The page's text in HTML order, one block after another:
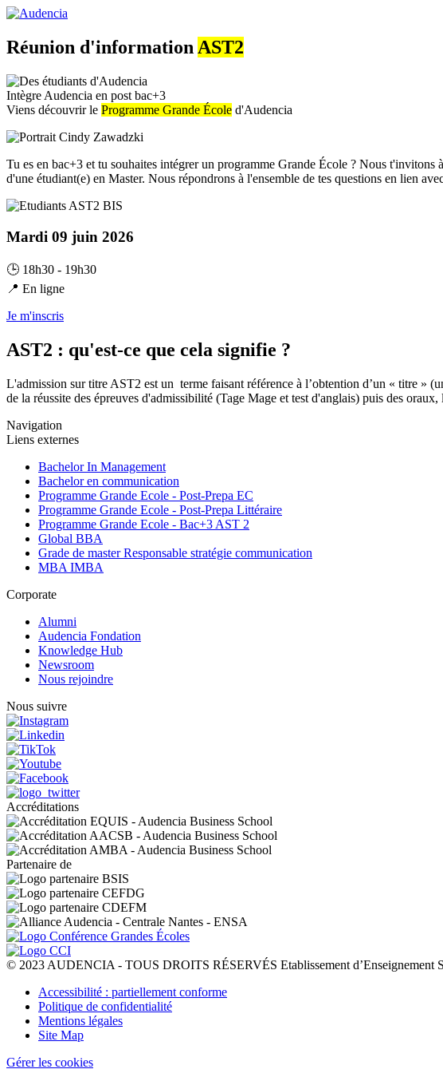
Aller
contenu
principal
Réunion d'information AST2
Intègre Audencia en post bac+3
Viens découvrir le Programme Grande École d'Audencia
Tu es en bac+3 et tu souhaites intégrer un programme Grande École ? Nous
d'une étudiant(e) en Master. Nous répondrons à l'ensemble de tes questions en lien
Mardi 09 juin 2026
🕒 18h30 - 19h30
📍 En ligne
Je m'inscris
AST2 : qu'est-ce que cela signifie ?
L'admission sur titre AST2 est un terme faisant référence à l’obtention d’un « titre »
de la réussite des épreuves d'admissibilité (Tage Mage et test d'anglais) puis des
Navigation
Liens externes
Bachelor In Management
Bachelor en communication
Programme Grande Ecole - Post-Prepa EC
Programme Grande Ecole - Post-Prepa Littéraire
Programme Grande Ecole - Bac+3 AST 2
Global BBA
Grade de master Responsable stratégie communication
MBA IMBA
Corporate
Alumni
Audencia Fondation
Knowledge Hub
Newsroom
Nous rejoindre
Nous suivre
Accréditations
Partenaire de
© 2023 AUDENCIA - TOUS DROITS RÉSERVÉS Etablissement d’Enseignement
Pied
page
Accessibilité : partiellement conforme
Politique de confidentialité
Mentions légales
Site Map
Gérer les cookies